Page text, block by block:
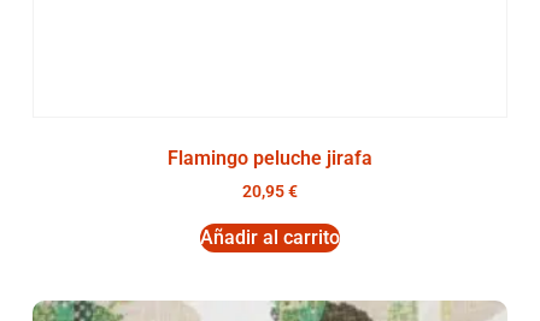
Flamingo peluche jirafa
20,95€
Añadir al carrito